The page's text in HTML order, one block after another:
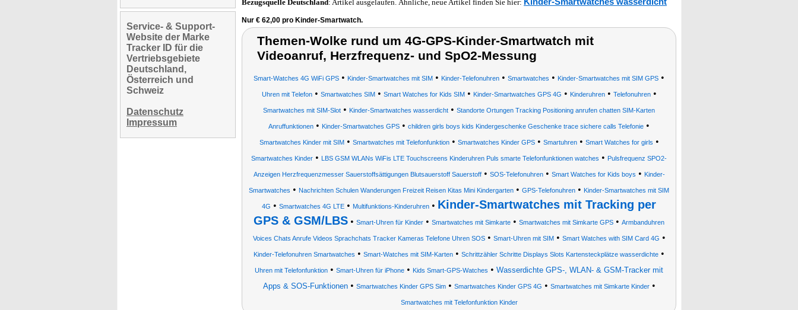
Service- & Support-
Website der Marke
Tracker ID für die
Vertriebsgebiete
Deutschland,
Österreich und
Schweiz
Datenschutz
Impressum
Bezugsquelle Deutschland: Artikel ausgelaufen. Ähnliche, neue Artikel finden Sie hier:
Nur € 62,00 pro Kinder-Smartwatch.
Themen-Wolke rund um 4G-GPS-Kinder-Smartwatch mit
Videoanruf, Herzfrequenz- und SpO2-Messung
Smart-Watches 4G WiFi GPS • Kinder-Smartwatches mit SIM • Kinder-Telefonuhren • Smartwatches • Kinder-Smartwatches mit SIM GPS •
Uhren mit Telefon• Smartwatches SIM• Smart Watches for Kids SIM• Kinder-Smartwatches GPS 4G • Kinderuhren• Telefonuhren•
Smartwatches mit SIM-Slot • Kinder-Smartwatches wasserdicht • Standorte Ortungen Tracking Positioning anrufen chatten SIM-Karten
Anruffunktionen • Kinder-Smartwatches GPS • children girls boys kids Kindergeschenke Geschenke trace sichere calls Telefonie •
Smartwatches Kinder mit SIM• Smartwatches mit Telefonfunktion• Smartwatches Kinder GPS• Smartuhren• Smart Watches for girls •
Smartwatches Kinder • LBS GSM WLANs WiFis LTE Touchscreens Kinderuhren Puls smarte Telefonfunktionen watches • Pulsfrequenz SPO2-
Anzeigen Herzfrequenzmesser Sauerstoffsättigungen Blutsauerstoff Sauerstoff• SOS-Telefonuhren• Smart Watches for Kids boys • Kinder-
Smartwatches • Nachrichten Schulen Wanderungen Freizeit Reisen Kitas Mini Kindergarten • GPS-Telefonuhren • Kinder-Smartwatches mit SIM
4G • Smartwatches 4G LTE • Multifunktions-Kinderuhren • Kinder-Smartwatches mit Tracking per
GPS & GSM/LBS • Smart-Uhren für Kinder • Smartwatches mit Simkarte • Smartwatches mit Simkarte GPS • Armbanduhren
Voices Chats Anrufe Videos Sprachchats Tracker Kameras Telefone Uhren SOS• Smart-Uhren mit SIM• Smart Watches with SIM Card 4G •
Kinder-Telefonuhren Smartwatches • Smart-Watches mit SIM-Karten • Schrittzähler Schritte Displays Slots Kartensteckplätze wasserdichte •
Uhren mit Telefonfunktion • Smart-Uhren für iPhone • Kids Smart-GPS-Watches • Wasserdichte GPS-, WLAN- & GSM-Tracker mit
Apps & SOS-Funktionen• Smartwatches Kinder GPS Sim• Smartwatches Kinder GPS 4G • Smartwatches mit Simkarte Kinder•
Smartwatches mit Telefonfunktion Kinder